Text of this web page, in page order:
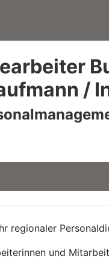
/
regionaler
und